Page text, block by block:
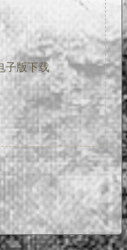
子版下载